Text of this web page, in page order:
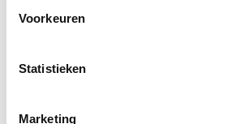
Voorkeuren
Statistieken
Marketing